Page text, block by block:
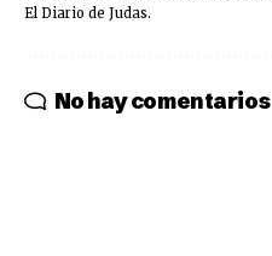
El Diario de Judas.
No hay comentarios